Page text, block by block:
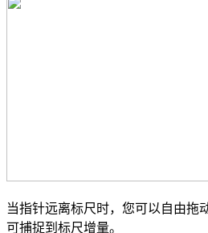
当指针远离标尺时，您可以自由拖
可捕捉到标尺增量。